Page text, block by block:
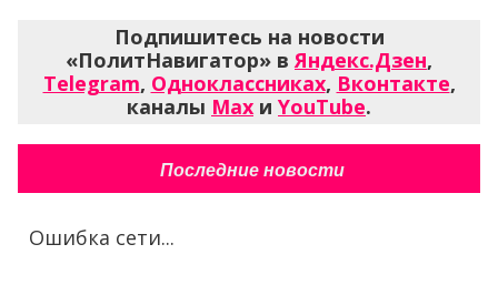
Подпишитесь на новости
«ПолитНавигатор» в Яндекс.Дзен,
Telegram, Одноклассниках, Вконтакте,
каналы Max и YouTube.
Последние новости
Ошибка сети...